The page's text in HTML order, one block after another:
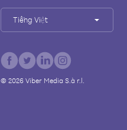
Tiếng Việt
© 2026Viber Media S.à r.l.